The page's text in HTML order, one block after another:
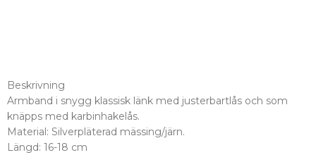
Beskrivning
Armband i snygg klassisk länk med justerbartlås och som
knäpps med karbinhakelås.
Material: Silverpläterad mässing/järn.
Längd: 16-18 cm